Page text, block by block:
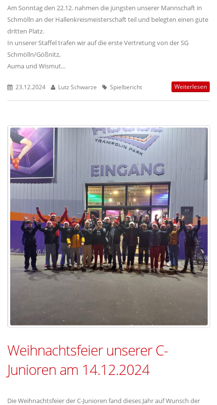
Am Sonntag den 22.12. nahmen die jüngsten unserer Mannschaft in
Schmölln an der Hallenkreismeisterschaft teil und belegten einen gute
dritten Platz.
In unserer Staffel trafen wir auf die erste Vertretung von der SG
Schmölln/Gößnitz,
Auma und Wismut...
23.12.2024 Lutz Schwarze Spielbericht Weiterlesen
Weihnachtsfeier unserer C-
Junioren am 14.12.2024
Die Weihnachtsfeier der C-Junioren fand dieses Jahr auf Wunsch der